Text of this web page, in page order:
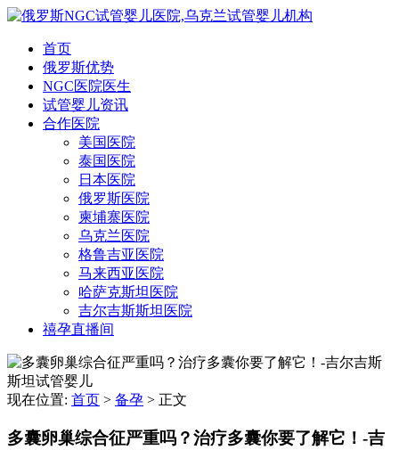
首页
俄罗斯优势
NGC医院医生
试管婴儿资讯
合作医院
美国医院
泰国医院
日本医院
俄罗斯医院
柬埔寨医院
乌克兰医院
格鲁吉亚医院
马来西亚医院
哈萨克斯坦医院
吉尔吉斯斯坦医院
禧孕直播间
现在位置: 首页 > 备孕 > 正文
多囊卵巢综合征严重吗？治疗多囊你要了解它！-吉